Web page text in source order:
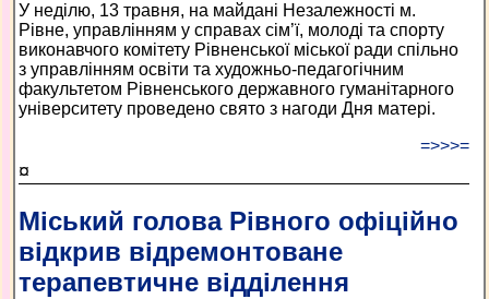
У неділю, 13 травня, на майдані Незалежності м.
Рівне, управлінням у справах сім’ї, молоді та спорту
виконавчого комітету Рівненської міської ради спільно
з управлінням освіти та художньо-педагогічним
факультетом Рівненського державного гуманітарного
університету проведено свято з нагоди Дня матері.
=>>>=
¤
Міський голова Рівного офіційно
відкрив відремонтоване
терапевтичне відділення